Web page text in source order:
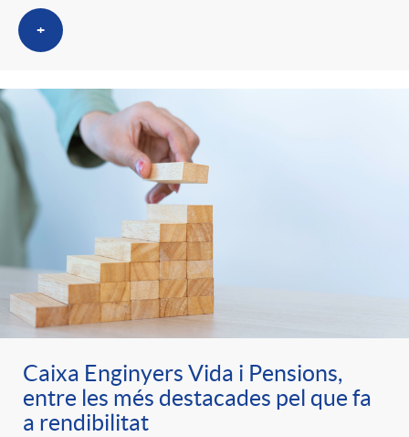
+
Caixa Enginyers Vida i Pensions,
entre les més destacades pel que fa
a rendibilitat